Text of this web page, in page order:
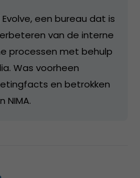
een bureau dat is
van de interne
processen met behulp
Was voorheen
en betrokken
NIMA.